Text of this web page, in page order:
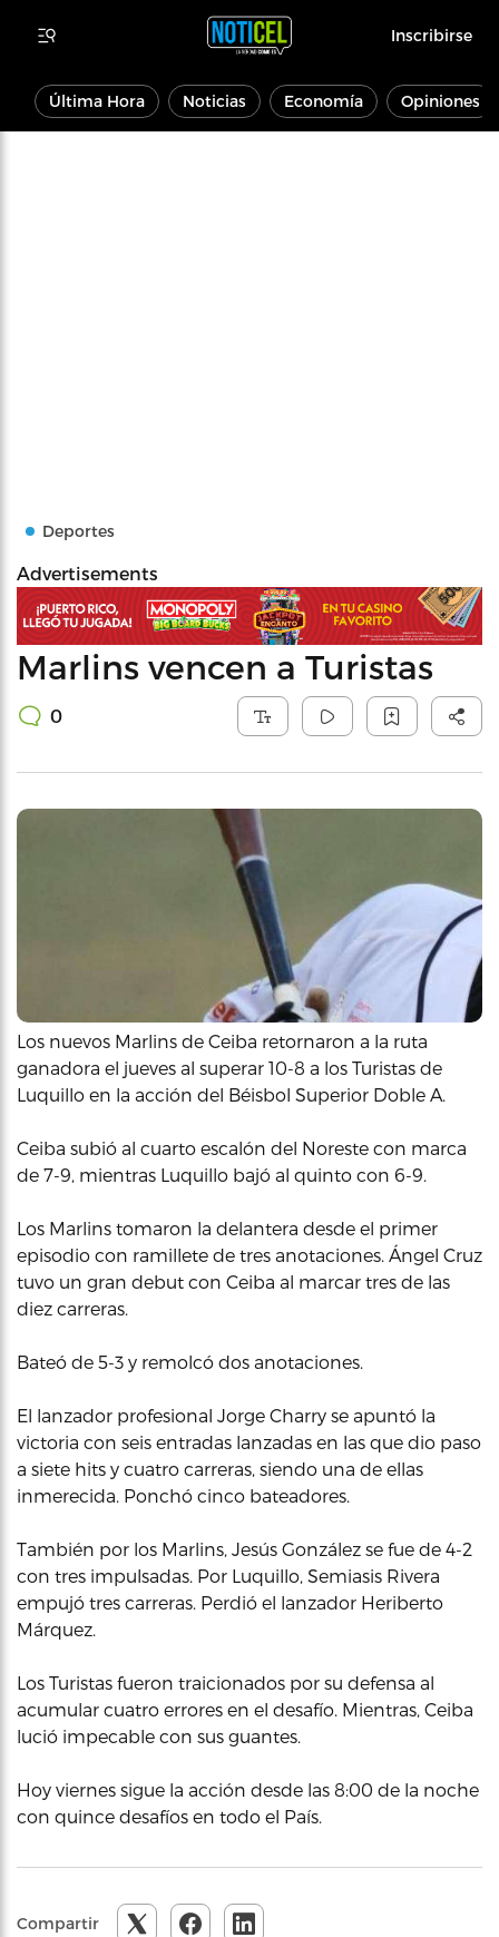
Inscribirse
Última Hora Noticias Economía Opiniones
Deportes
Advertisements
Marlins vencen a Turistas
0
Los nuevos Marlins de Ceiba retornaron a la ruta
ganadora el jueves al superar 10-8 a los Turistas de
Luquillo en la acción del Béisbol Superior Doble A.
Ceiba subió al cuarto escalón del Noreste con marca
de 7-9, mientras Luquillo bajó al quinto con 6-9.
Los Marlins tomaron la delantera desde el primer
episodio con ramillete de tres anotaciones. Ángel Cruz
tuvo un gran debut con Ceiba al marcar tres de las
diez carreras.
Bateó de 5-3 y remolcó dos anotaciones.
El lanzador profesional Jorge Charry se apuntó la
victoria con seis entradas lanzadas en las que dio paso
a siete hits y cuatro carreras, siendo una de ellas
inmerecida. Ponchó cinco bateadores.
También por los Marlins, Jesús González se fue de 4-2
con tres impulsadas. Por Luquillo, Semiasis Rivera
empujó tres carreras. Perdió el lanzador Heriberto
Márquez.
Los Turistas fueron traicionados por su defensa al
acumular cuatro errores en el desafío. Mientras, Ceiba
lució impecable con sus guantes.
Hoy viernes sigue la acción desde las 8:00 de la noche
con quince desafíos en todo el País.
Compartir